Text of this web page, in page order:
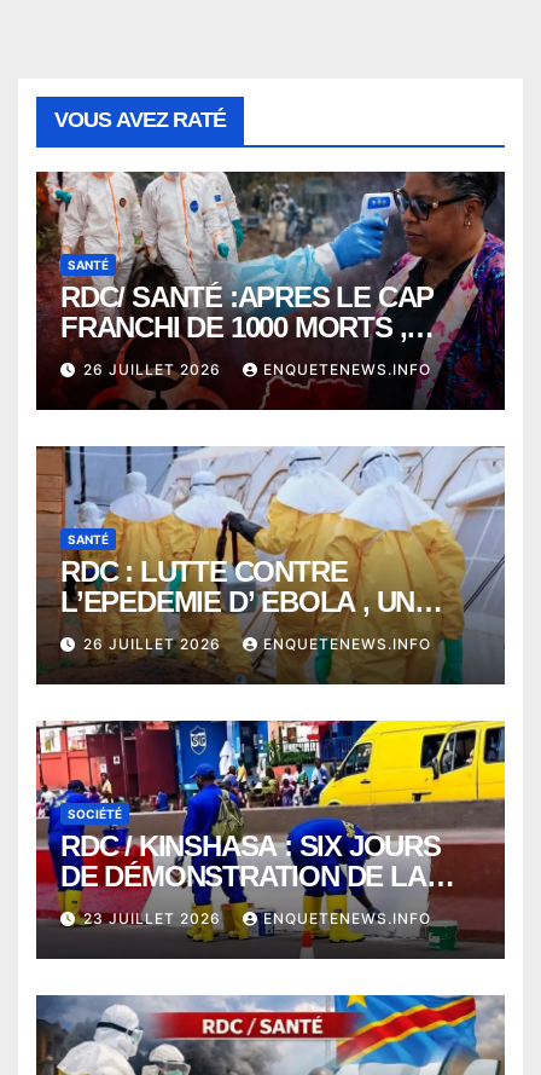
VOUS AVEZ RATÉ
SANTÉ
RDC/ SANTÉ :APRES LE CAP
FRANCHI DE 1000 MORTS ,
EBOLA BAT SON RECORD AVEC
PLUS DE 400 DÉCÈS EN
SEULEMENT UNE SEMAINE
26 JUILLET 2026 ENQUETENEWS.INFO
SANTÉ
RDC : LUTTE CONTRE
L’EPEDEMIE D’ EBOLA , UN
MÉDECIN DE PLUS SUCCOMBE
À BUNIA
26 JUILLET 2026 ENQUETENEWS.INFO
SOCIÉTÉ
RDC / KINSHASA : SIX JOURS
DE DÉMONSTRATION DE LA
VOLONTÉ DE CHANGER
KINSHASA AVEC LA TASK
FORCE PRÉSIDENTIELLE
23 JUILLET 2026 ENQUETENEWS.INFO